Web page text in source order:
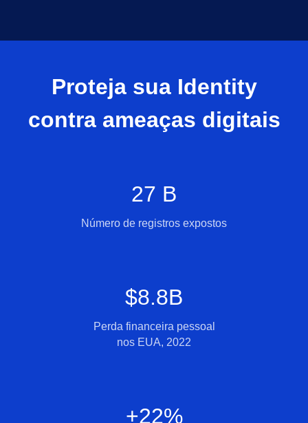
Proteja sua Identity
contra ameaças digitais
27 B
Número de registros expostos
$8.8B
Perda financeira pessoal
nos EUA, 2022
+22%